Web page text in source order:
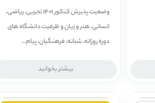
وضعیت پذیرش کنکور 1401 تجربی، ریاضی،
انسانی، هنر و زبان و ظرفیت دانشگاه های
دوره روزانه، شبانه، فرهنگیان، پیام...
بیشتر بخوانید